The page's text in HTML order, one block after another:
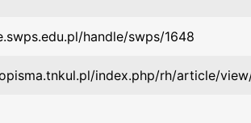
handle/swps/1648
index.php/rh/article/